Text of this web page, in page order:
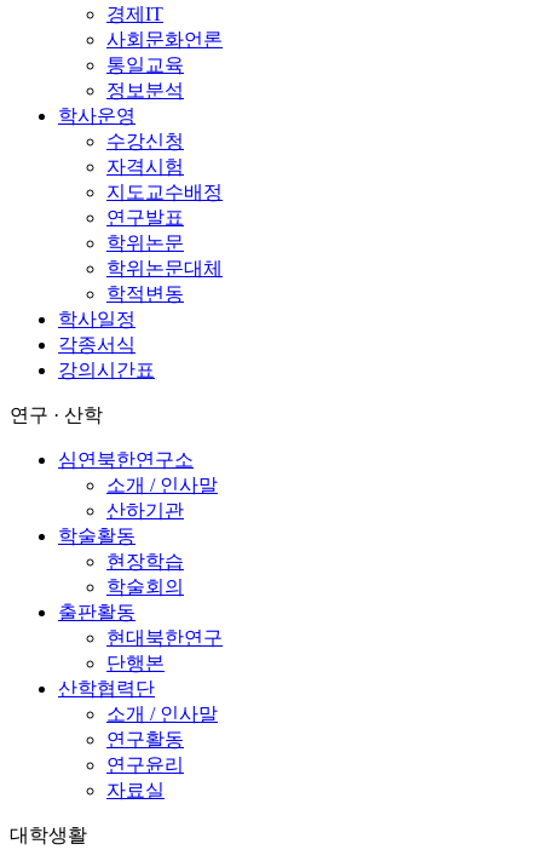
경제IT
사회문화언론
통일교육
정보분석
학사운영
수강신청
자격시험
지도교수배정
연구발표
학위논문
학위논문대체
학적변동
학사일정
각종서식
강의시간표
연구 · 산학
심연북한연구소
소개 / 인사말
산하기관
학술활동
현장학습
학술회의
출판활동
현대북한연구
단행본
산학협력단
소개 / 인사말
연구활동
연구윤리
자료실
대학생활